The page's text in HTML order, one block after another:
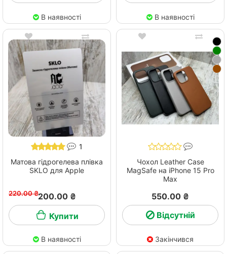
В наявності В наявності
1
Матова гідрогелева плівка
SKLO для Apple
220.00 ₴200.00 ₴
Купити
В наявності
Чохол Leather Case
MagSafe на iPhone 15 Pro
Max
550.00 ₴
Відсутній
Закінчився